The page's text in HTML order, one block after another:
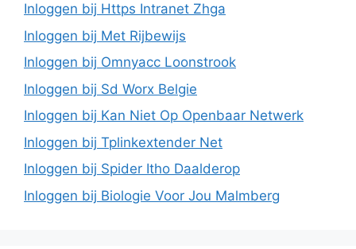
Inloggen bij Https Intranet Zhga
Inloggen bij Met Rijbewijs
Inloggen bij Omnyacc Loonstrook
Inloggen bij Sd Worx Belgie
Inloggen bij Kan Niet Op Openbaar Netwerk
Inloggen bij Tplinkextender Net
Inloggen bij Spider Itho Daalderop
Inloggen bij Biologie Voor Jou Malmberg